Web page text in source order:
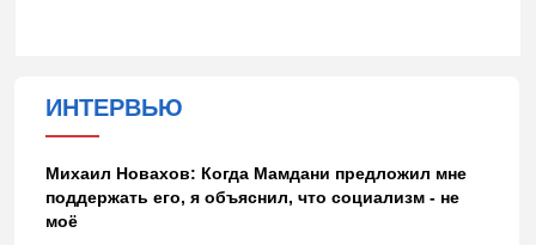
ИНТЕРВЬЮ
Михаил Новахов: Когда Мамдани предложил мне
поддержать его, я объяснил, что социализм - не
моё